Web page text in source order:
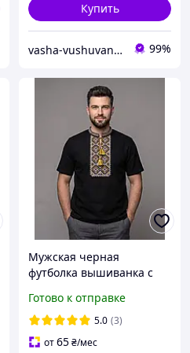
Купить
vasha-vushuvanka 99%
Мужская черная
футболка вышиванка с
вышитыми трезубцами
Готово к отправке
5.0 (3)
от65₴/мес